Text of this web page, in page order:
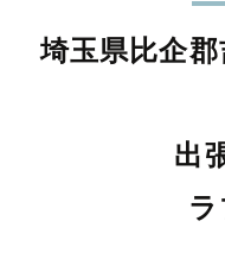
埼玉県比企
出